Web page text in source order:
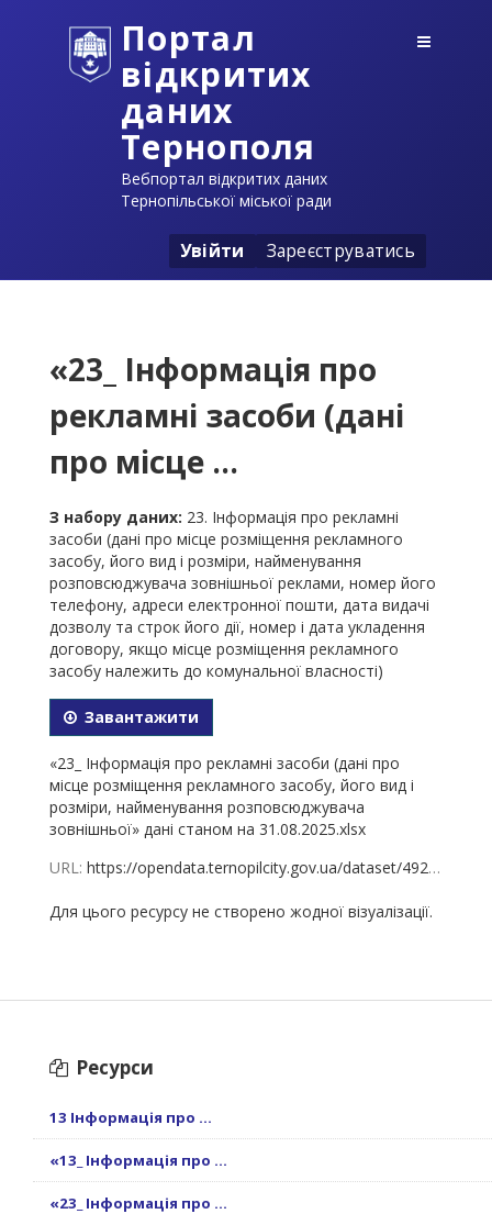
Портал
відкритих
даних
Тернополя
Вебпортал відкритих даних
Тернопільської міської ради
Увійти Зареєструватись
«23_ Інформація про
рекламні засоби (дані
про місце ...
З набору даних: 23. Інформація про рекламні
засоби (дані про місце розміщення рекламного
засобу, його вид і розміри, найменування
розповсюджувача зовнішньої реклами, номер його
телефону, адреси електронної пошти, дата видачі
дозволу та строк його дії, номер і дата укладення
договору, якщо місце розміщення рекламного
засобу належить до комунальної власності)
Завантажити
«23_ Інформація про рекламні засоби (дані про
місце розміщення рекламного засобу, його вид і
розміри, найменування розповсюджувача
зовнішньої» дані станом на 31.08.2025.xlsx
URL: https://opendata.ternopilcity.gov.ua/dataset/49239247-23b4-44ab-9b47-0e0a42e2e072/resource/7396ca54-d71f-4269-8f31-bed196705fa6/download/23_-31.08.2025.xlsx
Для цього ресурсу не створено жодної візуалізації.
Ресурси
13 Інформація про ...
«13_ Інформація про ...
«23_ Інформація про ...